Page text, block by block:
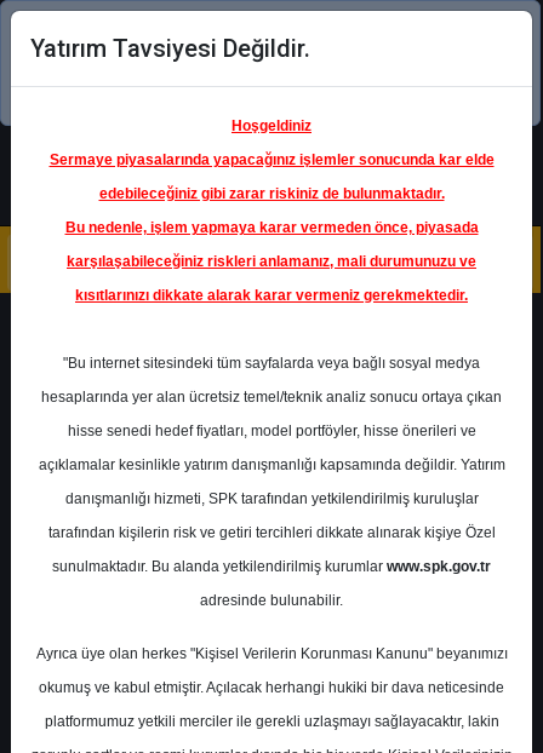
Şimdi uygulamayı indirin!
Ana Sayfa
Raporlar
Pusula Yatırım
Rapor Detay
YEOTK - 4. Çeyrek
Değerlendirmesi
Yatırım Tavsiyesi Değildir.
Hoşgeldiniz
Sermaye piyasalarında yapacağınız işlemler sonucunda kar elde
edebileceğiniz gibi zarar riskiniz de bulunmaktadır.
Bu nedenle, işlem yapmaya karar vermeden önce, piyasada
karşılaşabileceğiniz riskleri anlamanız, mali durumunuzu ve
kısıtlarınızı dikkate alarak karar vermeniz gerekmektedir.
"Bu internet sitesindeki tüm sayfalarda veya bağlı sosyal medya
hesaplarında yer alan ücretsiz temel/teknik analiz sonucu ortaya çıkan
hisse senedi hedef fiyatları, model portföyler, hisse önerileri ve
açıklamalar kesinlikle yatırım danışmanlığı kapsamında değildir. Yatırım
danışmanlığı hizmeti, SPK tarafından yetkilendirilmiş kuruluşlar
tarafından kişilerin risk ve getiri tercihleri dikkate alınarak kişiye Özel
sunulmaktadır. Bu alanda yetkilendirilmiş kurumlar www.spk.gov.tr
adresinde bulunabilir.
Ayrıca üye olan herkes "Kişisel Verilerin Korunması Kanunu" beyanımızı
okumuş ve kabul etmiştir. Açılacak herhangi hukiki bir dava neticesinde
platformumuz yetkili merciler ile gerekli uzlaşmayı sağlayacaktır, lakin